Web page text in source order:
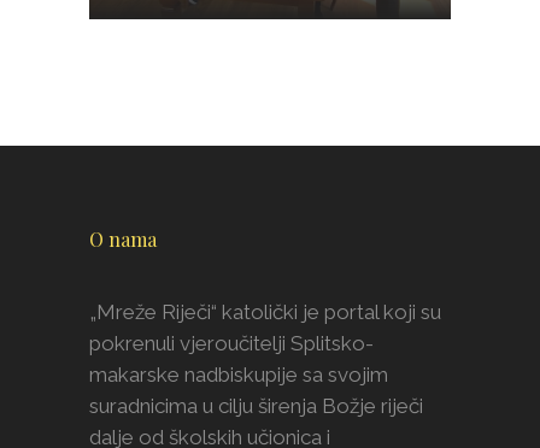
O nama
„Mreže Riječi“ katolički je portal koji su
pokrenuli vjeroučitelji Splitsko-
makarske nadbiskupije sa svojim
suradnicima u cilju širenja Božje riječi
dalje od školskih učionica i